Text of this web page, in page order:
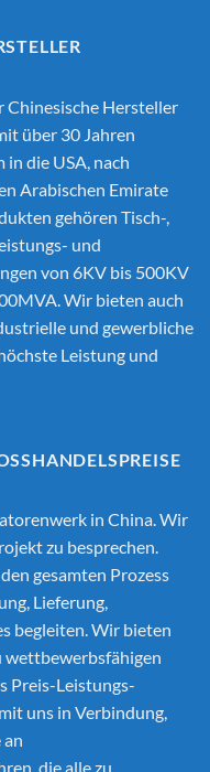
Chinesische Hersteller
über 30 Jahren
die USA, nach
Arabischen Emirate
gehören Tisch-,
und
von 6KV bis 500KV
Wir bieten auch
und gewerbliche
Leistung und
in China. Wir
zu besprechen.
gesamten Prozess
Lieferung,
begleiten. Wir bieten
Preis-Leistungs-
uns in Verbindung,
die alle zu